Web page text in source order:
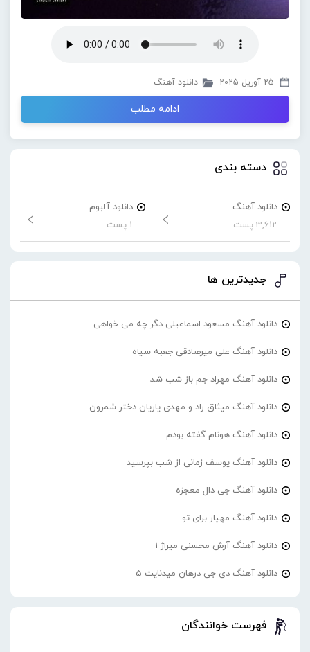
25 آوریل 2025 دانلود آهنگ
ادامه مطلب
دسته بندی
دانلود آهنگ
3,612 پست
دانلود آلبوم
1 پست
جدیدترین ها
دانلود آهنگ مسعود اسماعیلی دگر چه می خواهی
دانلود آهنگ علی میرصادقی جعبه سیاه
دانلود آهنگ مهراد جم باز شب شد
دانلود آهنگ میثاق راد و مهدی یاریان دختر شمرون
دانلود آهنگ هونام گفته بودم
دانلود آهنگ یوسف زمانی از شب بپرسید
دانلود آهنگ جی دال معجزه
دانلود آهنگ مهیار برای تو
دانلود آهنگ آرش محسنی میراژ 1
دانلود آهنگ دی جی درهان میدنایت 5
فهرست خوانندگان